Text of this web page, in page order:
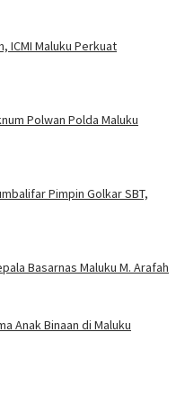
ICMI Maluku Perkuat
Polwan Polda Maluku
Pimpin Golkar SBT,
Basarnas Maluku M. Arafah
Anak Binaan di Maluku